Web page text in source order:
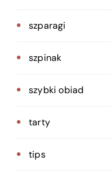
szparagi
szpinak
szybki obiad
tarty
tips